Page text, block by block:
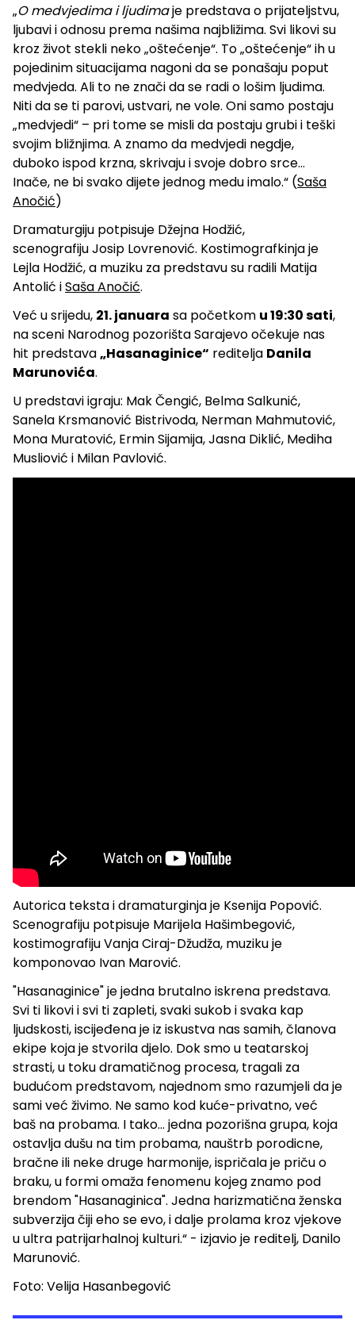
„O medvjedima i ljudimaje predstava o prijateljstvu,
ljubavi i odnosu prema našima najbližima. Svi likovi su
kroz život stekli neko „oštećenje“. To „oštećenje“ ih u
pojedinim situacijama nagoni da se ponašaju poput
medvjeda. Ali to ne znači da se radi o lošim ljudima.
Niti da se ti parovi, ustvari, ne vole. Oni samo postaju
„medvjedi“ – pri tome se misli da postaju grubi i teški
svojim bližnjima. A znamo da medvjedi negdje,
duboko ispod krzna, skrivaju i svoje dobro srce…
Inače, ne bi svako dijete jednog medu imalo.“ (Saša
Anočić)
Dramaturgiju potpisuje Džejna Hodžić,
scenografiju Josip Lovrenović. Kostimografkinja je
Lejla Hodžić, a muziku za predstavu su radili Matija
Antolić iSaša Anočić.
Već u srijedu, 21. januara sa početkom u 19:30 sati,
na sceni Narodnog pozorišta Sarajevo očekuje nas
hit predstava „Hasanaginice“ reditelja Danila
Marunovića.
U predstavi igraju: Mak Čengić, Belma Salkunić,
Sanela Krsmanović Bistrivoda, Nerman Mahmutović,
Mona Muratović, Ermin Sijamija, Jasna Diklić, Mediha
Musliović i Milan Pavlović.
Autorica teksta i dramaturginja je Ksenija Popović.
Scenografiju potpisuje Marijela Hašimbegović,
kostimografiju Vanja Ciraj-Džudža, muziku je
komponovao Ivan Marović.
"Hasanaginice" je jedna brutalno iskrena predstava.
Svi ti likovi i svi ti zapleti, svaki sukob i svaka kap
ljudskosti, iscijeđena je iz iskustva nas samih, članova
ekipe koja je stvorila djelo. Dok smo u teatarskoj
strasti, u toku dramatičnog procesa, tragali za
budućom predstavom, najednom smo razumjeli da je
sami već živimo. Ne samo kod kuće-privatno, već
baš na probama. I tako... jedna pozorišna grupa, koja
ostavlja dušu na tim probama, nauštrb porodicne,
bračne ili neke druge harmonije, ispričala je priču o
braku, u formi omaža fenomenu kojeg znamo pod
brendom "Hasanaginica". Jedna harizmatična ženska
subverzija čiji eho se evo, i dalje prolama kroz vjekove
u ultra patrijarhalnoj kulturi.“ - izjavio je reditelj, Danilo
Marunović.
Foto: Velija Hasanbegović